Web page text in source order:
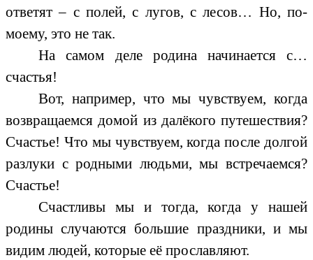
ответят – с полей, с лугов, с лесов… Но, по-
моему, это не так.
На самом деле родина начинается с…
счастья!
Вот, например, что мы чувствуем, когда
возвращаемся домой из далёкого путешествия?
Счастье! Что мы чувствуем, когда после долгой
разлуки с родными людьми, мы встречаемся?
Счастье!
Счастливы мы и тогда, когда у нашей
родины случаются большие праздники, и мы
видим людей, которые её прославляют.